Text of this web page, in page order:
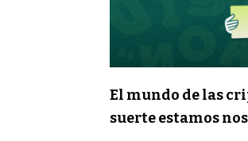
El mundo de las
suerte estamos